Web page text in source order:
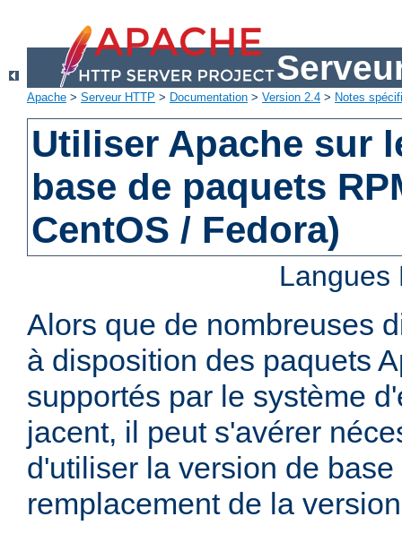
Apache > Serveur HTTP > Documentation > Version 2.4 > Notes
Utiliser Apache sur
base de paquets
CentOS / Fedora)
Alors que de nombreuses
à disposition des paquets
supportés par le système
jacent, il peut s'avérer
d'utiliser la version de
remplacement de la